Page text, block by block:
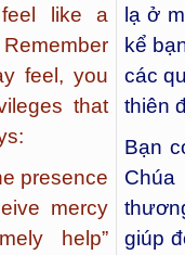
like a
feel, you
that
presence
mercy
help”
lạ ở
kể
các
thiên
Bạn
Chúa
giúp